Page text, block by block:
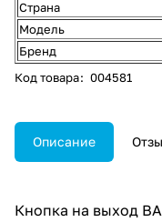
Страна
Модель
Бренд
Код товара: 004581
Описание
Кнопка на выход